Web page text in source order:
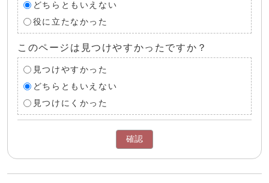
どちらともいえない
役に立たなかった
このページは見つけやすかったですか？
見つけやすかった
どちらともいえない
見つけにくかった
確認